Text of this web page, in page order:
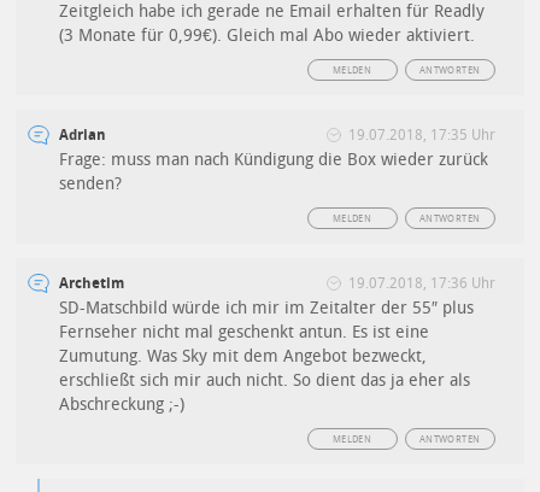
Zeitgleich habe ich gerade ne Email erhalten für Readly
(3 Monate für 0,99€). Gleich mal Abo wieder aktiviert.
ANTWORTEN
MELDEN
Adrian 19.07.2018, 17:35 Uhr
Frage: muss man nach Kündigung die Box wieder zurück
senden?
ANTWORTEN
MELDEN
Archetim 19.07.2018, 17:36 Uhr
SD-Matschbild würde ich mir im Zeitalter der 55″ plus
Fernseher nicht mal geschenkt antun. Es ist eine
Zumutung. Was Sky mit dem Angebot bezweckt,
erschließt sich mir auch nicht. So dient das ja eher als
Abschreckung ;-)
ANTWORTEN
MELDEN